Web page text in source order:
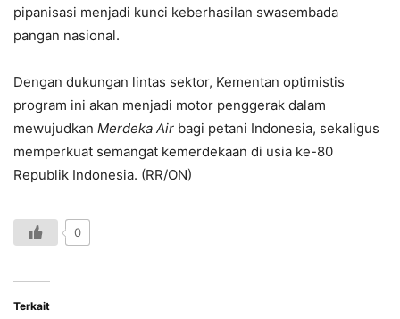
pipanisasi menjadi kunci keberhasilan swasembada
pangan nasional.
Dengan dukungan lintas sektor, Kementan optimistis
program ini akan menjadi motor penggerak dalam
mewujudkan Merdeka Air bagi petani Indonesia, sekaligus
memperkuat semangat kemerdekaan di usia ke-80
Republik Indonesia. (RR/ON)
0
Terkait